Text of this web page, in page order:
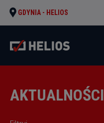
GDYNIA - HELIOS
AKTUALNOŚCI